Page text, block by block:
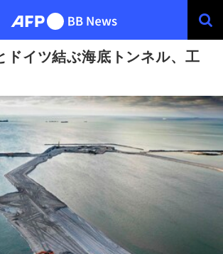
ドイツ結ぶ海底トンネル、工